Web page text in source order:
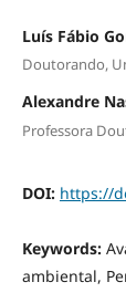
Luís Fábio
Doutorando,
Alexandre
Professora
DOI: https://
Keywords:
ambiental,